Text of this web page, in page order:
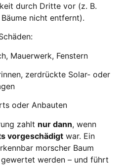
durch Drit­te vor (z. B.
nicht ent­fernt).
Mau­er­werk, Fens­tern
zer­drück­te Solar- oder
oder Anbau­ten
zahlt nur dann, wenn
vor­ge­schä­digt war. Ein
mor­scher Baum
gewer­tet wer­den – und führt